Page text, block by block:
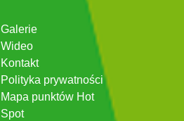
Galerie
Wideo
Kontakt
Polityka prywatności
Mapa punktów Hot
Spot